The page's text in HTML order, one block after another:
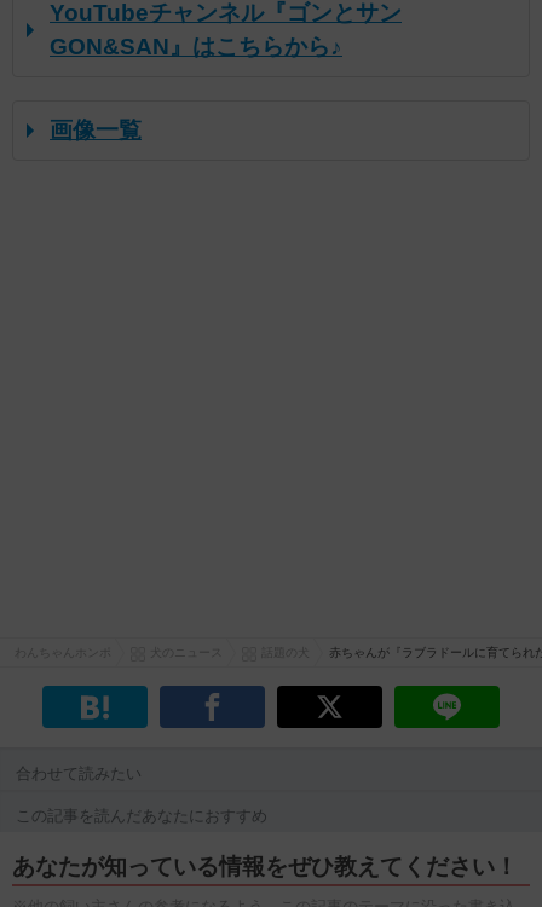
YouTubeチャンネル『ゴンとサン
GON&SAN』はこちらから♪
画像一覧
赤ちゃんが『ラブラドールに育てら
合わせて読みたい
この記事を読んだあなたにおすすめ
あなたが知っている情報をぜひ教えてください！